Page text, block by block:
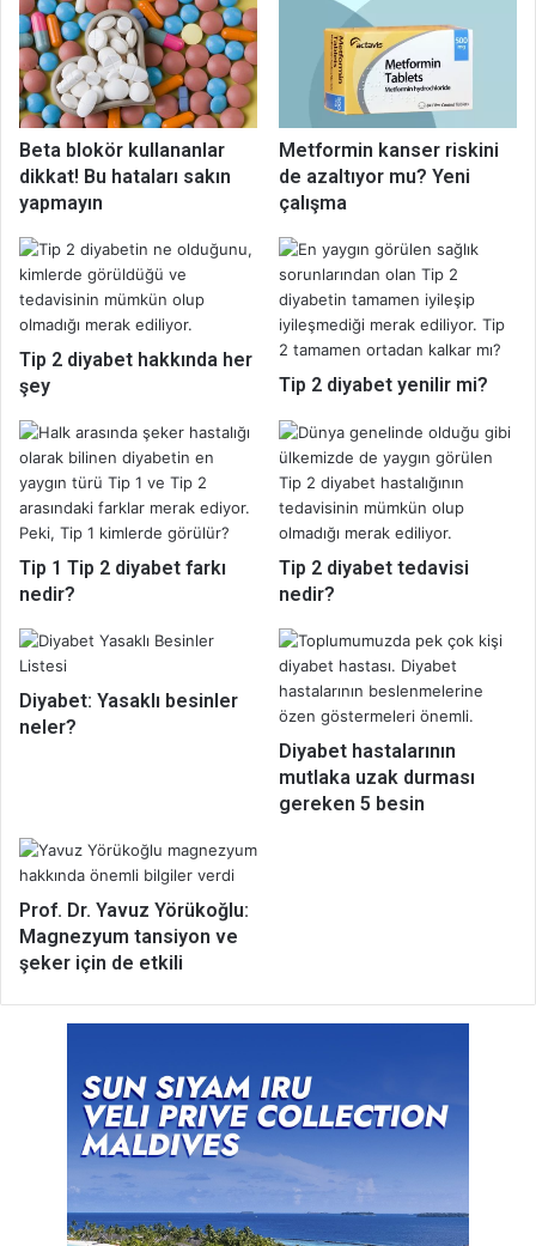
Beta blokör kullananlar
dikkat! Bu hataları sakın
yapmayın
Metformin kanser riskini
de azaltıyor mu? Yeni
çalışma
Tip 2 diyabet hakkında her
şey
Tip 2 diyabet yenilir mi?
Tip 1 Tip 2 diyabet farkı
nedir?
Tip 2 diyabet tedavisi
nedir?
Diyabet: Yasaklı besinler
neler?
Diyabet hastalarının
mutlaka uzak durması
gereken 5 besin
Prof. Dr. Yavuz Yörükoğlu:
Magnezyum tansiyon ve
şeker için de etkili